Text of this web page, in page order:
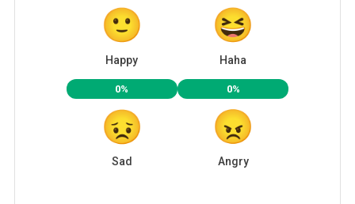
Happy Haha
0%
Sad
0%
Angry